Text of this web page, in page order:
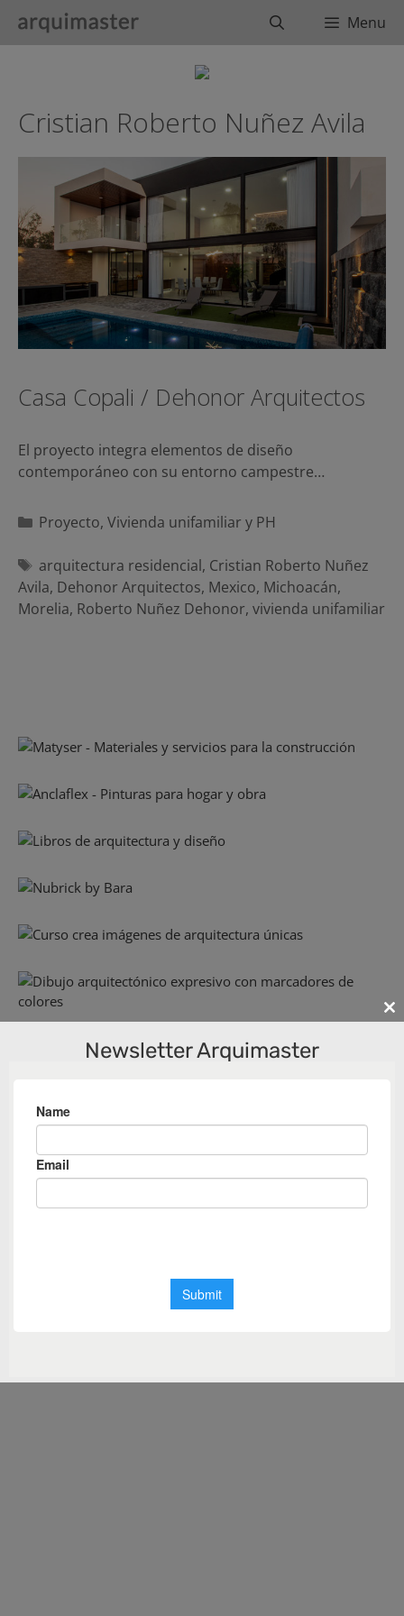
BuscarMenu
Cristian Roberto Nuñez Avila
Casa Copali / Dehonor Arquitectos
El proyecto integra elementos de diseño
contemporáneo con su entorno campestre…
Categorías
Proyecto, Vivienda unifamiliar y PH
Etiquetas
arquitectura residencial, Cristian Roberto Nuñez
Avila, Dehonor Arquitectos, Mexico, Michoacán,
Morelia, Roberto Nuñez Dehonor, vivienda unifamiliar
Newsletter Arquimaster